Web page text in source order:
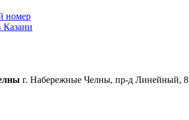
номер
г. Набережные Челны, пр-д Линейный, 8